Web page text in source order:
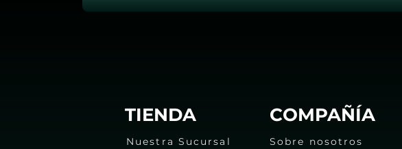
TIENDA
Nuestra Sucursal
COMPAÑÍA
Sobre nosotros